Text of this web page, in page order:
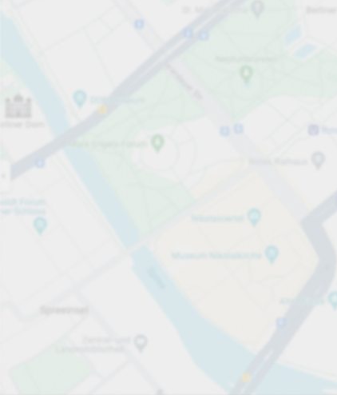
Åben nu